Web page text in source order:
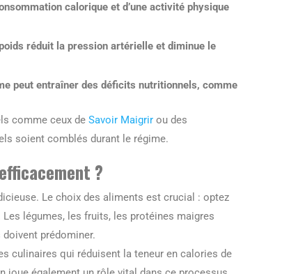
calorique et d’une activité physique
réduit la pression artérielle et diminue le
peut entraîner des déficits nutritionnels, comme
comme ceux de Savoir Maigrir ou des
soient comblés durant le régime.
?
Le choix des aliments est crucial : optez
légumes, les fruits, les protéines maigres
prédominer.
culinaires qui réduisent la teneur en calories de